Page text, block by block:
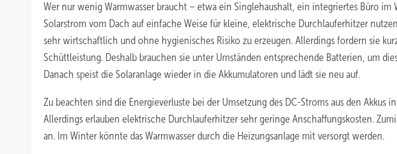
Wer nur wenig Warmwasser braucht – etwa ein Singlehaushalt, ein integriertes Büro
Solarstrom vom Dach auf einfache Weise für kleine, elektrische Durchlauferhitzer
sehr wirtschaftlich und ohne hygienisches Risiko zu erzeugen. Allerdings fordern sie
Schüttleistung. Deshalb brauchen sie unter Umständen entsprechende Batterien, um
Danach speist die Solaranlage wieder in die Akkumulatoren und lädt sie neu auf.
Zu beachten sind die Energieverluste bei der Umsetzung des DC-Stroms aus den Akkus
Allerdings erlauben elektrische Durchlauferhitzer sehr geringe Anschaffungskosten.
an. Im Winter könnte das Warmwasser durch die Heizungsanlage mit versorgt werden.